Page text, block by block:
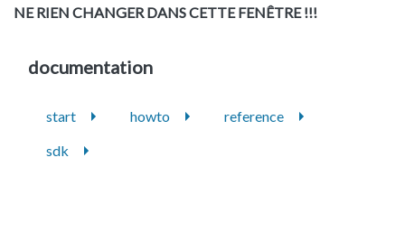
NE RIEN CHANGER DANS CETTE FENÊTRE !!!
documentation
start howto
reference
sdk